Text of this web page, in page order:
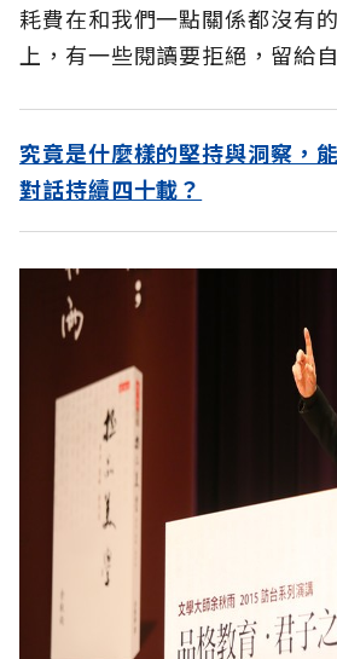
耗費在和我們一點關係都沒有
上，有一些閱讀要拒絕，留給
究竟是什麼樣的堅持與洞察，
對話持續四十載？